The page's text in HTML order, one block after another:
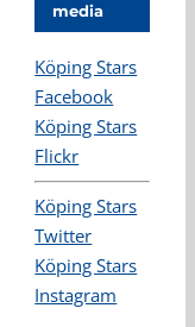
media
Köping Stars
Facebook
Köping Stars
Flickr
Köping Stars
Twitter
Köping Stars
Instagram